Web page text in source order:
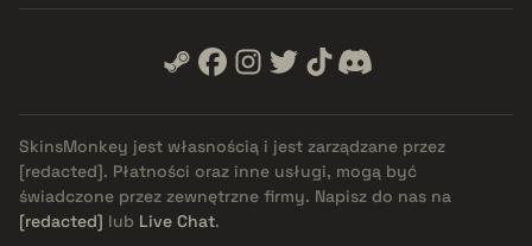
SkinsMonkey jest własnością i jest zarządzane przez
[redacted]. Płatności oraz inne usługi, mogą być
świadczone przez zewnętrzne firmy. Napisz do nas na
[redacted] lub Live Chat.